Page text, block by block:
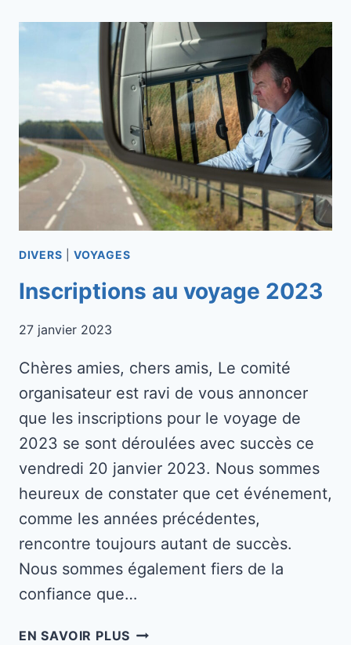
DE
CANDIDATS
POUR
NOTRE
PROCHAIN
VOYAGE
2023
DIVERS |VOYAGES
Inscriptions au voyage 2023
27 janvier 2023
Chères amies, chers amis, Le comité
organisateur est ravi de vous annoncer
que les inscriptions pour le voyage de
2023 se sont déroulées avec succès ce
vendredi 20 janvier 2023. Nous sommes
heureux de constater que cet événement,
comme les années précédentes,
rencontre toujours autant de succès.
Nous sommes également fiers de la
confiance que…
EN SAVOIR PLUS INSCRIPTIONS